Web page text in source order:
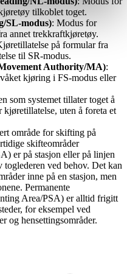
tilkoblet toget.
SL-modus): Modus for
annet trekkraftkjøretøy.
på formular fra
til SR-modus.
Authority/MA):
kjøring i FS-modus eller
som systemet tillater toget å
uten å foreta et
område for skifting på
skifteområder
er på stasjon eller på linjen
toglederen ved behov. Det kan
inne på en stasjon, men
Permanente
Area/PSA) er alltid frigitt
for eksempel ved
og hensettingsområder.